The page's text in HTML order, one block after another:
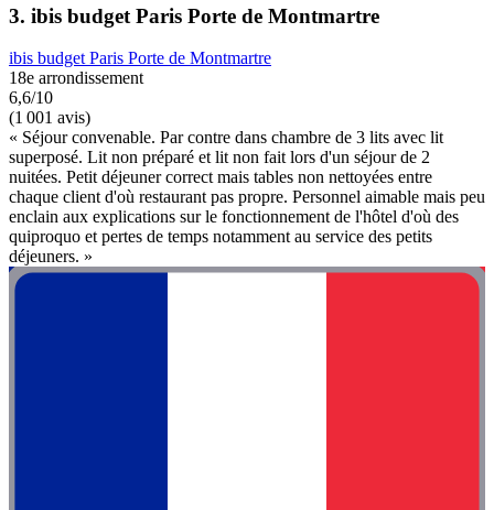
3. ibis budget Paris Porte de Montmartre
ibis budget Paris Porte de Montmartre
18e arrondissement
6,6/10
(1 001 avis)
« Séjour convenable. Par contre dans chambre de 3 lits avec lit
superposé. Lit non préparé et lit non fait lors d'un séjour de 2
nuitées. Petit déjeuner correct mais tables non nettoyées entre
chaque client d'où restaurant pas propre. Personnel aimable mais peu
enclain aux explications sur le fonctionnement de l'hôtel d'où des
quiproquo et pertes de temps notamment au service des petits
déjeuners. »